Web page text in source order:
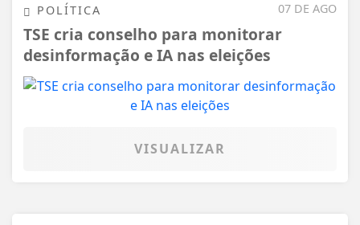
07 DE AGO
POLÍTICA
TSE cria conselho para monitorar
desinformação e IA nas eleições
VISUALIZAR